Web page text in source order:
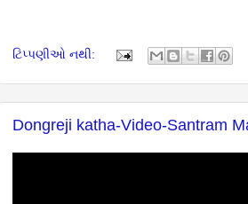
ટિપ્પણીઓ નથી:
Dongreji katha-Video-Santram